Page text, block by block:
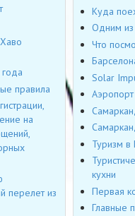
Куда
Одним из
Что
Solar
Туризм в
кухни
Первая
Главные
правила
на
перелет из